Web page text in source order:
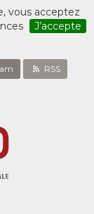
vous acceptez
J’accepte
RSS